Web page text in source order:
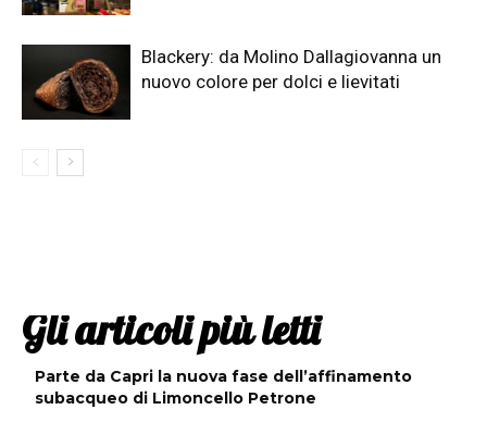
Blackery: da Molino Dallagiovanna un
nuovo colore per dolci e lievitati
Gli articoli più letti
Parte da Capri la nuova fase dell’affinamento
subacqueo di Limoncello Petrone